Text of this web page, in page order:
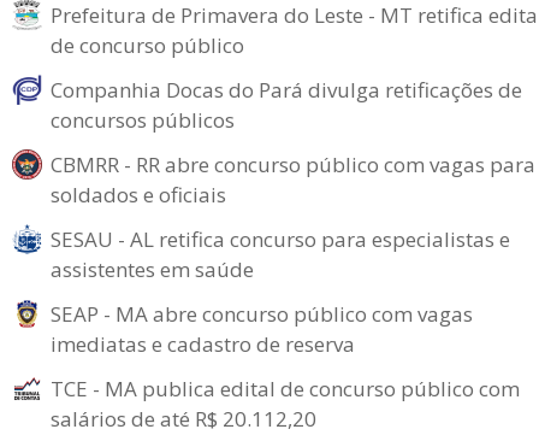
Prefeitura de Primavera do Leste - MT retifica
de concurso público
Companhia Docas do Pará divulga retificações de
concursos públicos
CBMRR - RR abre concurso público com vagas para
soldados e oficiais
SESAU - AL retifica concurso para especialistas e
assistentes em saúde
SEAP - MA abre concurso público com vagas
imediatas e cadastro de reserva
TCE - MA publica edital de concurso público com
salários de até R$ 20.112,20